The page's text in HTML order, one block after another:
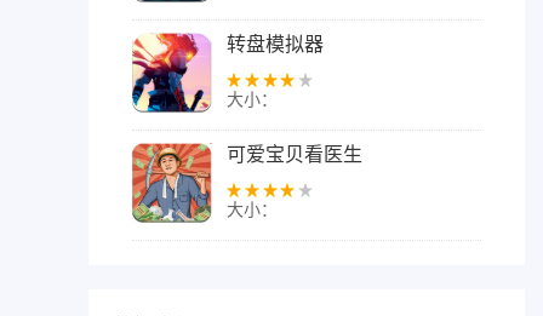
转盘模拟器
大小：
可爱宝贝看医生
大小：